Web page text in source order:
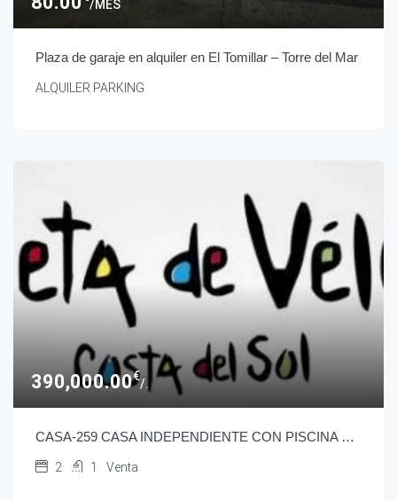
/MES
Plaza de garaje en alquiler en El Tomillar – Torre del Mar
ALQUILER PARKING
390,000.00€
/.
CASA-259 CASA INDEPENDIENTE CON PISCINA EN CALETA DE VELEZ
2 1 Venta